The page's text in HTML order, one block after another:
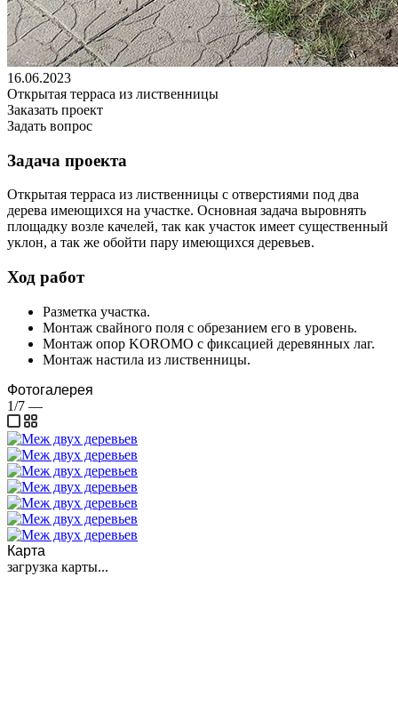
16.06.2023
Открытая терраса из лиственницы
Заказать проект
Задать вопрос
Задача проекта
Открытая терраса из лиственницы с отверстиями под два
дерева имеющихся на участке. Основная задача выровнять
площадку возле качелей, так как участок имеет существенный
уклон, а так же обойти пару имеющихся деревьев.
Ход работ
Разметка участка.
Монтаж свайного поля с обрезанием его в уровень.
Монтаж опор KOROMO с фиксацией деревянных лаг.
Монтаж настила из лиственницы.
Фотогалерея
1/7 —
Карта
загрузка карты...